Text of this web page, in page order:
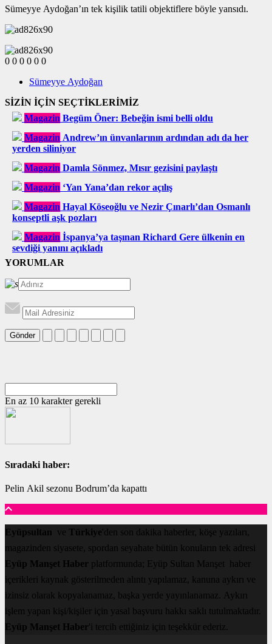
Sümeyye Aydoğan’ın tek kişilik tatili objektiflere böyle yansıdı.
0 0 0 0 0 0
Sümeyye Aydoğan
SİZİN İÇİN SEÇTİKLERİMİZ
Magazin Begüm Öner: Bebeğin ismi belli oldu
Magazin Andrew’ın ünvanlarının ardından adı da her
yerden siliniyor
Magazin Damla Sönmez, Mısır gezisini paylaştı
Magazin ‘Yan Yana’dan rekor açılış
Magazin Hayal Köseoğlu ve Nezir Çınarlı’dan Osmanlı
konseptli aşk pozları
Magazin İspanya’ya taşınan Richard Gere ülkenin en
sevdiği yanını açıkladı
YORUMLAR
Gönder
En az 10 karakter gerekli
Sıradaki haber:
Pelin Akil sezonu Bodrum’da kapattı
Eyüpsultan ve Türkiye'den son dakika haberler, köşe yazıları,
magazinden siyasete, spordan seyahate bütün konuların tek adresi
Eyüp Manşet Haber platformunda; Eyüp Sultan Manşet haber
içerikleri kaynak gösterilmeden alıntı yapılamaz, kanuna aykırı ve
izinsiz olarak kopyalanamaz, başka yerde yayınlanamaz. Aykırı
işlem yapan kişi/kişiler için yasal başvuru hakkı saklı tutulmaktadır.
Eyüp Manşet Haber'i tercih ettiğiniz için teşekkür ederiz.